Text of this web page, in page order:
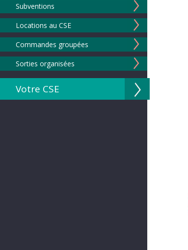
Subventions
Locations au CSE
Commandes groupées
Sorties organisées
Votre CSE